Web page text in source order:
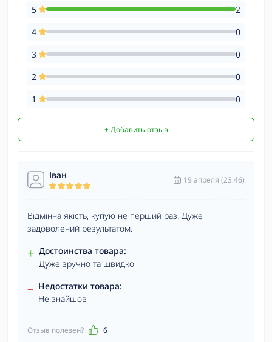
5
2
4
0
3
0
2
0
1
0
+ Добавить отзыв
Іван 19 апреля (23:46)
Відмінна якість, купую не перший раз. Дуже
задоволений результатом.
+ Достоинства товара:
Дуже зручно та швидко
– Недостатки товара:
Не знайшов
Отзыв полезен? 6